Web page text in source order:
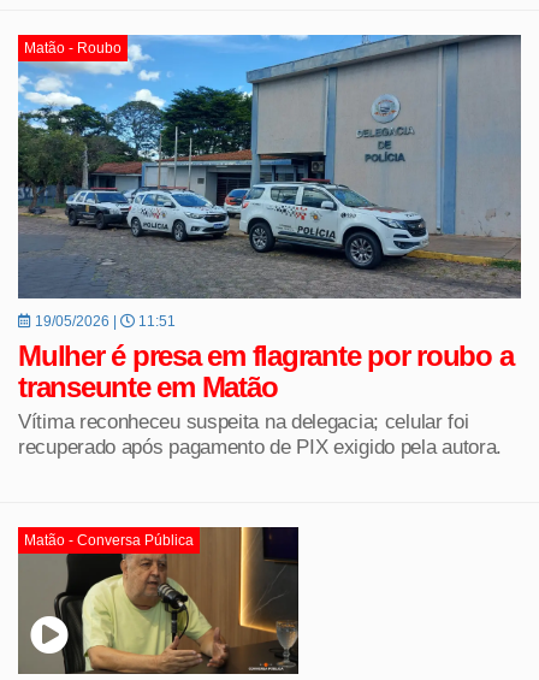
Matão - Roubo
19/05/2026 | 11:51
Mulher é presa em flagrante por roubo a
transeunte em Matão
Vítima reconheceu suspeita na delegacia; celular foi
recuperado após pagamento de PIX exigido pela autora.
Matão - Conversa Pública